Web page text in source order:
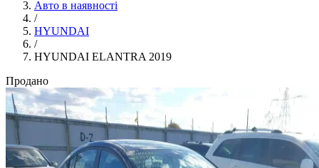
Авто в наявності
/
HYUNDAI
/
HYUNDAI ELANTRA 2019
Продано